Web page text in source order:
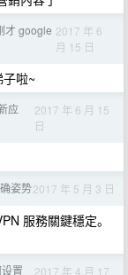
才 google 2017 年 6
月 15 日
啦~
应
2017 年 6 月 15
日
姿势2017 年 5 月 3 日
服務關鍵穩定。
置
2017 年 4 月 17